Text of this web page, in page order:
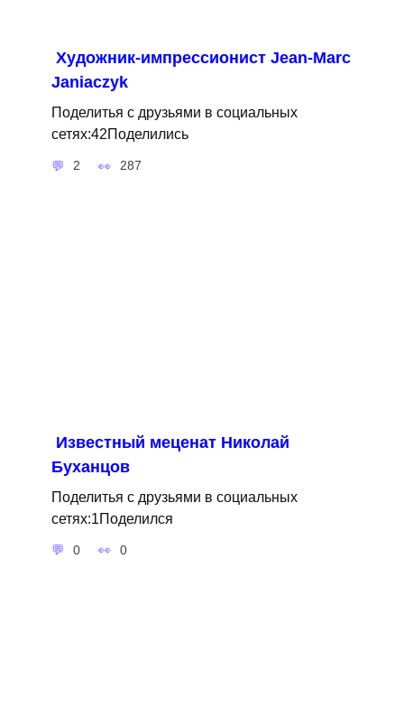
Художник-импрессионист Jean-Marc
Janiaczyk
Поделитья с друзьями в социальных
сетях:42Поделились
2 287
Известный меценат Николай
Буханцов
Поделитья с друзьями в социальных
сетях:1Поделился
0 0